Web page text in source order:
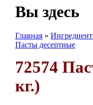
Вы здесь
Главная »
Пасты десертные
72574
кг.)